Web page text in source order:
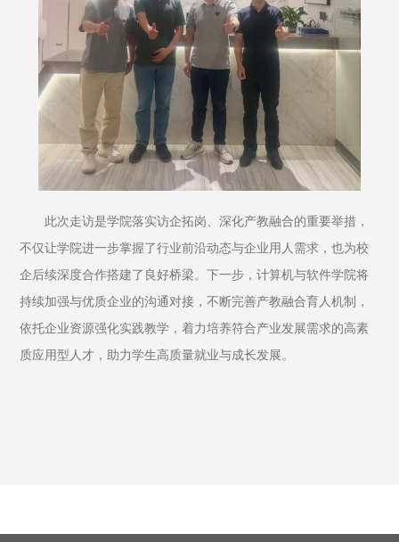
此次走访是学院落实访企拓岗、深化产教融合的重要举措，
不仅让学院进一步掌握了行业前沿动态与企业用人需求，也为校
企后续深度合作搭建了良好桥梁。下一步，计算机与软件学院将
持续加强与优质企业的沟通对接，不断完善产教融合育人机制，
依托企业资源强化实践教学，着力培养符合产业发展需求的高素
质应用型人才，助力学生高质量就业与成长发展。